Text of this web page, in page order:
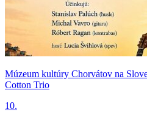
Múzeum kultúry Chorvátov na
Cotton Trio
10.